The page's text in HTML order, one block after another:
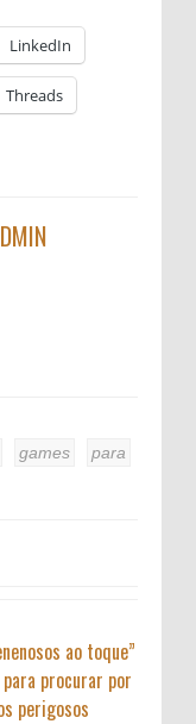
LinkedIn
Threads
games
para
ao toque”
procurar por
perigosos